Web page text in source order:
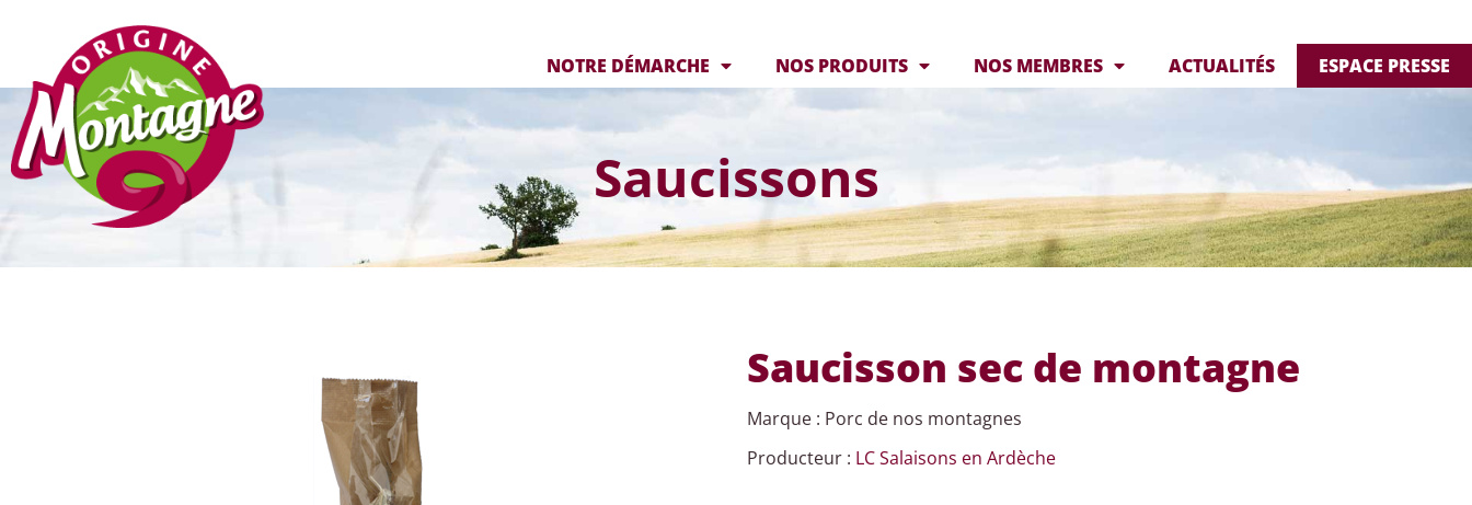
NOTRE DÉMARCHE NOS PRODUITS NOS MEMBRES ACTUALITÉS ESPACE PRESSE
Saucissons
Saucisson sec de montagne
Marque : Porc de nos montagnes
Producteur : LC Salaisons en Ardèche